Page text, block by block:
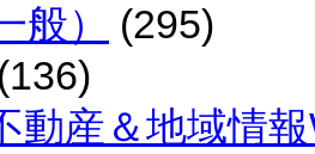
般）
(295)
(136)
動産＆地域情